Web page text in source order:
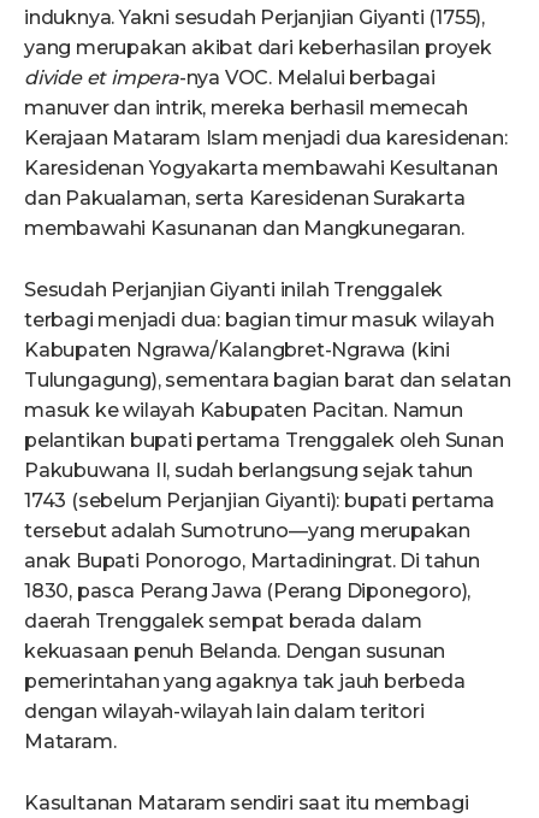
induknya. Yakni sesudah Perjanjian Giyanti (1755),
yang merupakan akibat dari keberhasilan proyek
divide et impera-nya VOC. Melalui berbagai
manuver dan intrik, mereka berhasil memecah
Kerajaan Mataram Islam menjadi dua karesidenan:
Karesidenan Yogyakarta membawahi Kesultanan
dan Pakualaman, serta Karesidenan Surakarta
membawahi Kasunanan dan Mangkunegaran.
Sesudah Perjanjian Giyanti inilah Trenggalek
terbagi menjadi dua: bagian timur masuk wilayah
Kabupaten Ngrawa/Kalangbret-Ngrawa (kini
Tulungagung), sementara bagian barat dan selatan
masuk ke wilayah Kabupaten Pacitan. Namun
pelantikan bupati pertama Trenggalek oleh Sunan
Pakubuwana II, sudah berlangsung sejak tahun
1743 (sebelum Perjanjian Giyanti): bupati pertama
tersebut adalah Sumotruno—yang merupakan
anak Bupati Ponorogo, Martadiningrat. Di tahun
1830, pasca Perang Jawa (Perang Diponegoro),
daerah Trenggalek sempat berada dalam
kekuasaan penuh Belanda. Dengan susunan
pemerintahan yang agaknya tak jauh berbeda
dengan wilayah-wilayah lain dalam teritori
Mataram.
Kasultanan Mataram sendiri saat itu membagi